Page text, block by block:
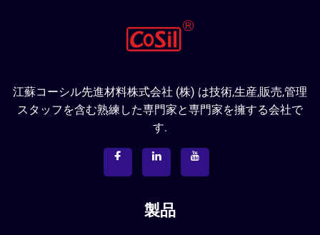
江蘇コーシル先進材料株式会社 (株) は技術,生産,販売,管理
スタッフを含む熟練した専門家と専門家を擁する会社で
す.
製品